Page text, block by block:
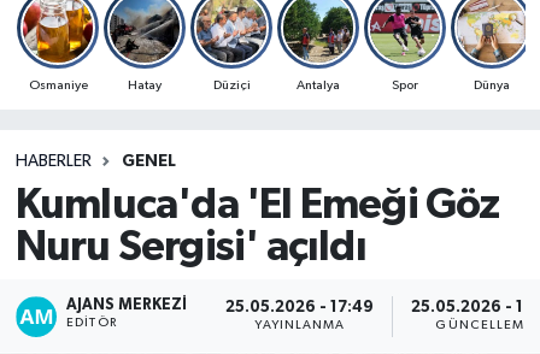
Osmaniye Hatay Düziçi Antalya Spor Dünya
HABERLER GENEL
Kumluca'da 'El Emeği Göz
Nuru Sergisi' açıldı
AJANS MERKEZI
EDITÖR
25.05.2026 - 17:49
YAYINLANMA
25.05.2026 -
GÜNCELLEME
OSMANİYE
MAGAZİN
SPOR
RESMİ İLANLAR
Osmaniye Trafik Yoğunluk Haritası
Süper Lig Puan Durumu ve Fikstür
Son Dakika Haberleri
Haber Arşivi